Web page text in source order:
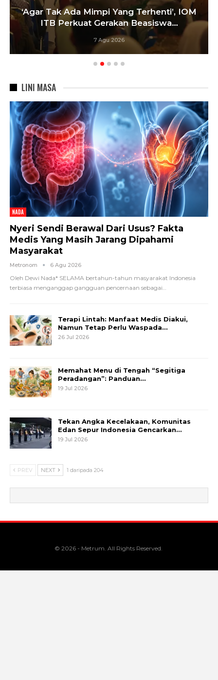
Pelatih Paskibraka Bandung Fokus
Bangun…
6 Agu 2026
LINI MASA
NADA
Nyeri Sendi Berawal Dari Usus? Fakta
Medis Yang Masih Jarang Dipahami
Masyarakat
Metronom 6 Agu 2026
Oleh Dewi Nada* SELAMA bertahun-tahun masyarakat Indonesia
terbiasa menganggap gangguan pencernaan sebagai
Terapi Lintah: Manfaat Medis Diakui,
Namun Tetap Perlu Waspada…
26 Jul 2026
Memahat Menu di Tengah “Segitiga
Peradangan”: Panduan…
19 Jul 2026
Tekan Angka Kecelakaan, Komunitas
Edan Sepur Indonesia Gencarkan…
19 Jul 2026
PREV NEXT 1 daripada 204
© 2026 - Metrum. All Rights Reserved.